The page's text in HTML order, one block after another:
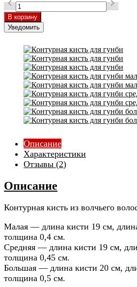
 
Уведомить
Описание
Характеристики
Отзывы (2)
Описание
Контурная кисть из волчьего
Малая — длина кисти 19 см,
толщина 0,4 см.
Средняя — длина кисти 19 см,
толщина 0,45 см.
Большая — длина кисти 20 см,
толщина 0,5 см.